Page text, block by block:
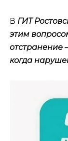
В ГИТ
этим
отстранение
когда